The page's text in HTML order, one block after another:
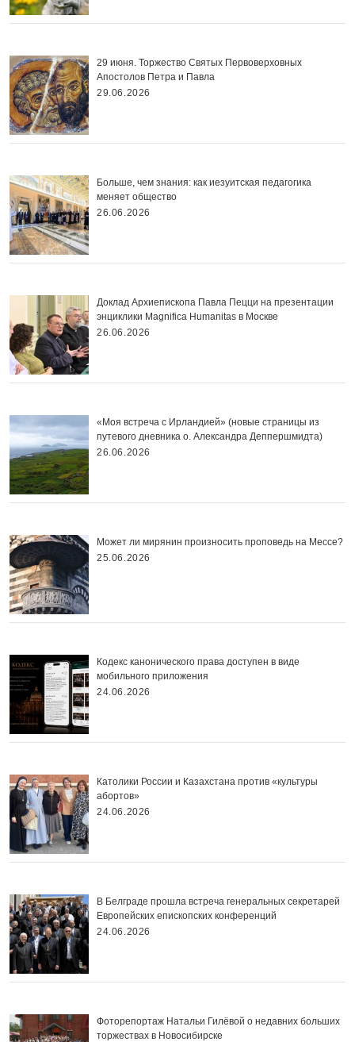
29 июня. Торжество Святых Первоверховных
Апостолов Петра и Павла
29.06.2026
Больше, чем знания: как иезуитская педагогика
меняет общество
26.06.2026
Доклад Архиепископа Павла Пецци на презентации
энциклики Magnifica Нumanitas в Москве
26.06.2026
«Моя встреча с Ирландией» (новые страницы из
путевого дневника о. Александра Деппершмидта)
26.06.2026
Может ли мирянин произносить проповедь на Мессе?
25.06.2026
Кодекс канонического права доступен в виде
мобильного приложения
24.06.2026
Католики России и Казахстана против «культуры
абортов»
24.06.2026
В Белграде прошла встреча генеральных секретарей
Европейских епископских конференций
24.06.2026
Фоторепортаж Натальи Гилёвой о недавних больших
торжествах в Новосибирске